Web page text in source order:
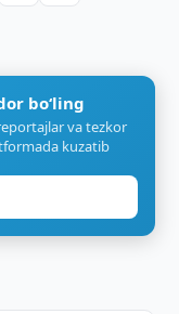
bo‘ling
va tezkor
kuzatib